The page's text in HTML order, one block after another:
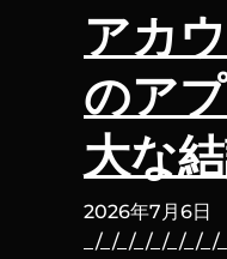
アカ
のア
大な
2026年7月6日
_/_/_/_/_/_/_/